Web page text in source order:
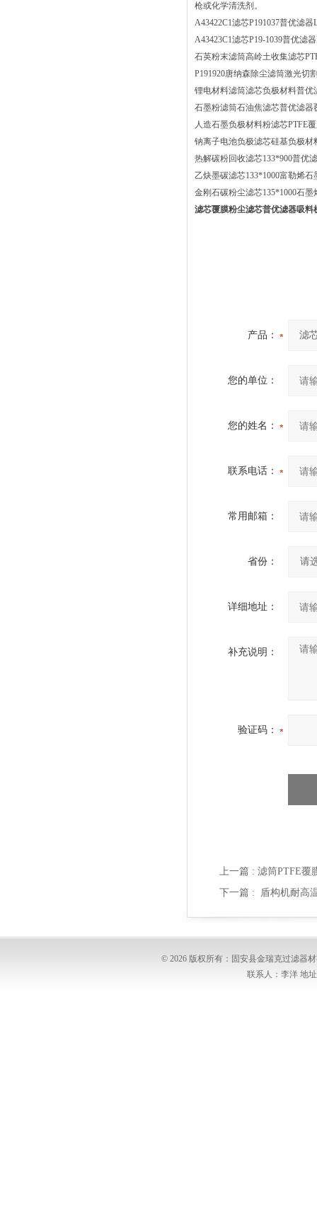
枪或化学清洗剂。
A43422C1滤芯P191037普优滤器
A43423C1滤芯P19-1039普优滤
石英粉末滤筒高岭土收集滤芯
P191920唐纳森除尘滤筒激光切
锂电材料滤筒滤芯负极材料普优
石墨粉滤筒石油焦滤芯普优滤器
人造石墨负极材料粉滤芯PTFE
钠离子电池负极滤芯硅基负极
热解碳粉回收滤芯133*900普优
乙炔墨碳滤芯133*1000富勒烯
金刚石碳粉尘滤芯135*1000石
滤芯覆膜粉尘滤芯普优滤器吸料
产品：
您的单位：
您的姓名：
联系电话：
常用邮箱：
省份：
详细地址：
补充说明：
验证码：
上一篇 : 滤筒PTFE覆
下一篇 : 盾构机耐高
© 2026 版权所有：固安县金瑞克过滤器
联系人：李洋 地